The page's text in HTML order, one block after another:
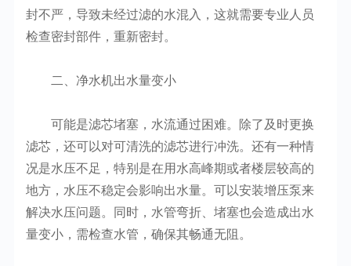
封不严，导致未经过滤的水混入，这就需要专业人员
检查密封部件，重新密封。
二、净水机出水量变小
可能是滤芯堵塞，水流通过困难。除了及时更换
滤芯，还可以对可清洗的滤芯进行冲洗。还有一种情
况是水压不足，特别是在用水高峰期或者楼层较高的
地方，水压不稳定会影响出水量。可以安装增压泵来
解决水压问题。同时，水管弯折、堵塞也会造成出水
量变小，需检查水管，确保其畅通无阻。